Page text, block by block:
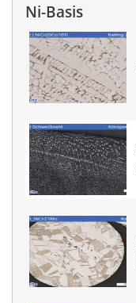
Ni-Basis